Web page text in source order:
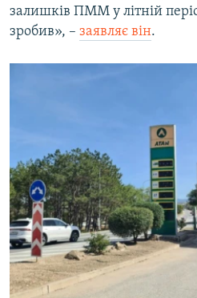
залишків ПММ у літній
зробив», – заявляє він.